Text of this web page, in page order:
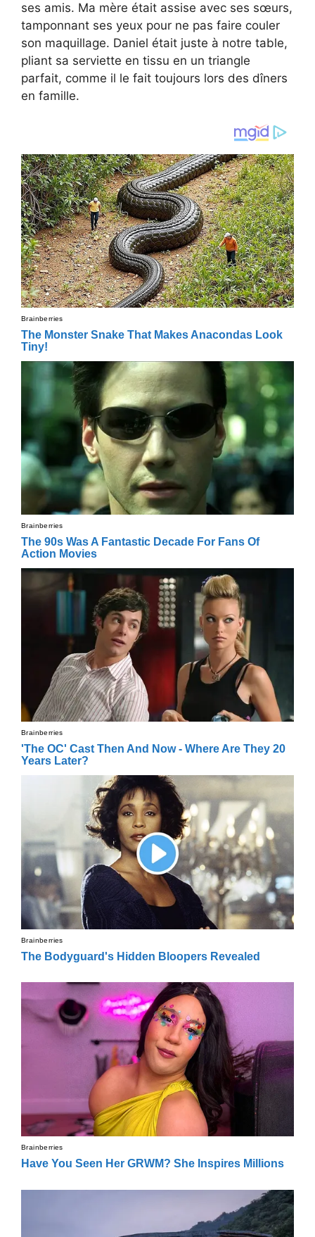
ses amis. Ma mère était assise avec ses sœurs,
tamponnant ses yeux pour ne pas faire couler
son maquillage. Daniel était juste à notre table,
pliant sa serviette en tissu en un triangle
parfait, comme il le fait toujours lors des dîners
en famille.